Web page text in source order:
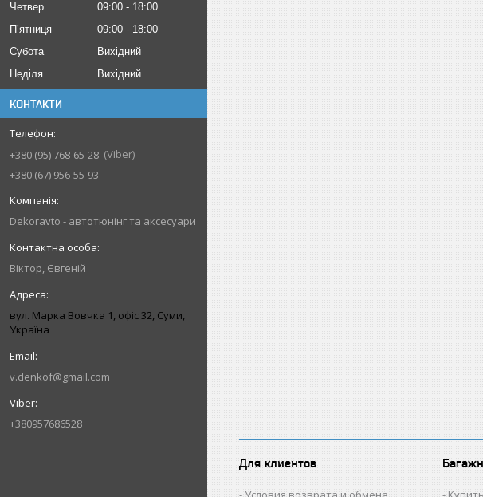
Четвер
09:00
18:00
Пʼятниця
09:00
18:00
Субота
Вихідний
Неділя
Вихідний
КОНТАКТИ
+380 (95) 768-65-28 Viber
+380 (67) 956-55-93
Dekoravto - автотюнінг та аксесуари
Віктор, Євгеній
вул. Марка Вовчка 1, офіс 32, Суми,
Україна
v.denkof@gmail.com
+380957686528
Для клиентов